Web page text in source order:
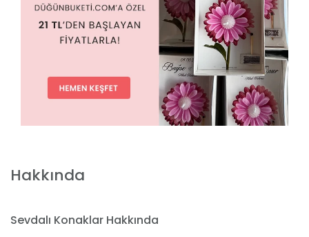
Hakkında
Sevdalı Konaklar Hakkında